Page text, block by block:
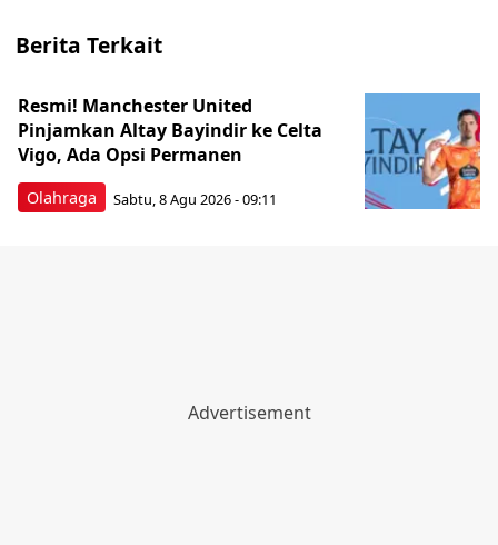
Berita Terkait
Olahraga
Resmi! Manchester United
Pinjamkan Altay Bayindir ke Celta
Vigo, Ada Opsi Permanen
Sabtu, 8 Agu 2026 - 09:11